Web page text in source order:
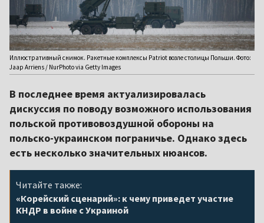
Иллюстративный снимок. Ракетные комплексы Patriot возле столицы Польши. Фото:
Jaap Arriens / NurPhoto via Getty Images
В последнее время актуализировалась
дискуссия по поводу возможного использования
польской противовоздушной обороны на
польско-украинском пограничье. Однако здесь
есть несколько значительных нюансов.
Читайте также:
«Корейский сценарий»: к чему приведет участие
КНДР в войне с Украиной